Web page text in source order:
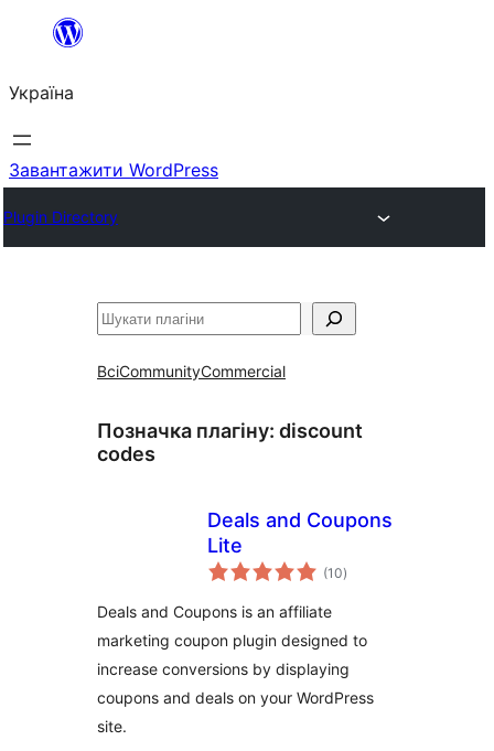
Перейти
вмісту
Україна
Завантажити WordPress
Plugin Directory
Пошук
ВсіCommunityCommercial
Позначка плагіну: discount
codes
Deals and Coupons
Lite
(10загальний
рейтинг
)
Deals and Coupons is an affiliate
marketing coupon plugin designed to
increase conversions by displaying
coupons and deals on your WordPress
site.